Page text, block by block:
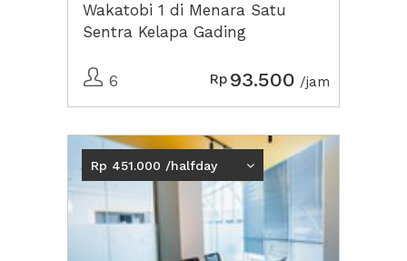
Wakatobi 1 di Menara Satu
Sentra Kelapa Gading
6 Rp 93.500 /jam
Rp 451.000 /halfday